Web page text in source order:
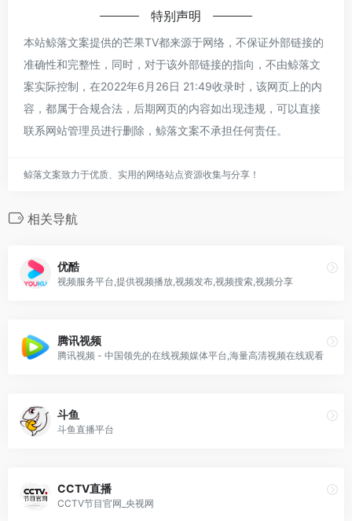
特别声明
本站鲸落文案提供的芒果TV都来源于网络，不保证外部链接的
准确性和完整性，同时，对于该外部链接的指向，不由鲸落文
案实际控制，在2022年6月26日 21:49收录时，该网页上的内
容，都属于合规合法，后期网页的内容如出现违规，可以直接
联系网站管理员进行删除，鲸落文案不承担任何责任。
鲸落文案致力于优质、实用的网络站点资源收集与分享！
相关导航
优酷
视频服务平台,提供视频播放,视频发布,视频搜索,视频分享
腾讯视频
腾讯视频 - 中国领先的在线视频媒体平台,海量高清视频在线观看
斗鱼
斗鱼直播平台
CCTV直播
CCTV节目官网_央视网